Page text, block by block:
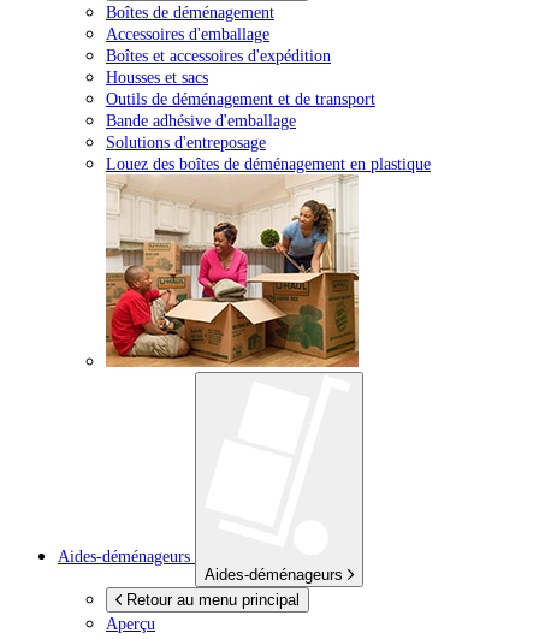
Boîtes de déménagement
Accessoires d'emballage
Boîtes et accessoires d'expédition
Housses et sacs
Outils de déménagement et de transport
Bande adhésive d'emballage
Solutions d'entreposage
Louez des boîtes de déménagement en plastique
Aides-déménageurs
Aides-déménageurs
Retour au menu principal
Aperçu